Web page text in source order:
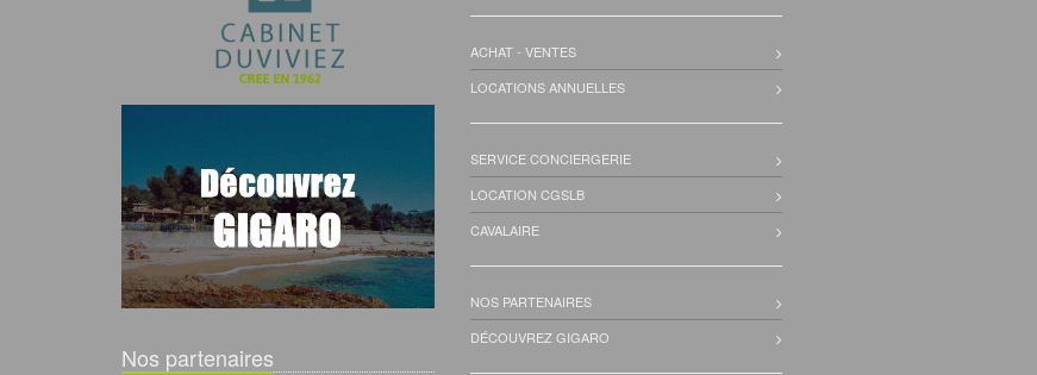
Nos partenaires
ACHAT - VENTES
LOCATIONS ANNUELLES
SERVICE CONCIERGERIE
LOCATION CGSLB
CAVALAIRE
NOS PARTENAIRES
DÉCOUVREZ GIGARO